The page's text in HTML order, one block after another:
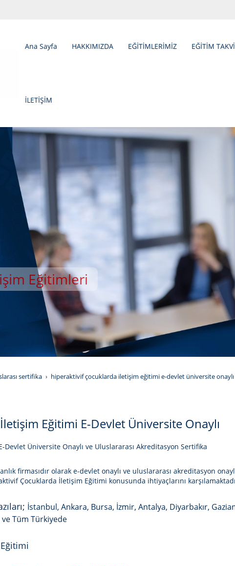
Ana Sayfa HAKKIMIZDA EĞİTİMLERİMİZ EĞİTİM
İLETİŞİM
Eğitimleri
AKADEMİSİ
sertifika hiperaktivif çocuklarda i̇letişim eğitimi e-devlet üniversite onaylı
Eğitimi E-Devlet Üniversite Onaylı
Üniversite Onaylı ve Uluslararası Akreditasyon Sertifika
firmasıdır olarak e-devlet onaylı ve uluslararası akreditasyon
Çocuklarda İletişim Eğitimi konusunda ihtiyaçlarını
İstanbul, Ankara, Bursa, İzmir, Antalya, Diyarbakır,
ve Tüm Türkiyede